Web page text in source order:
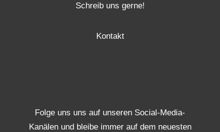
Schreib uns gerne!
Kontakt
Folge uns uns auf unseren Social-Media-
Kanälen und bleibe immer auf dem neuesten